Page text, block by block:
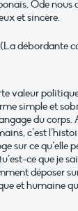
Ode nous
et sincère.
débordante
valeur
simple et
du
c’est
sur ce qu’elle
ce que je
déposer
et humaine